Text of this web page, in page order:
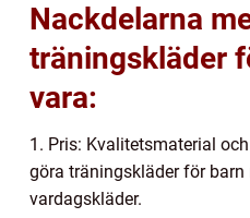
Nackdelarna
träningskläder
vara:
1. Pris: Kvalitetsmaterial
göra träningskläder för
vardagskläder.